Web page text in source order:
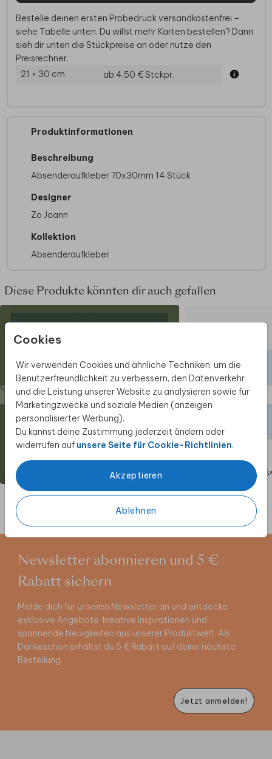
Cookies
Wir verwenden Cookies und ähnliche Techniken, um die
Benutzerfreundlichkeit zu verbessern, den Datenverkehr
und die Leistung unserer Website zu analysieren sowie für
Marketingzwecke und soziale Medien (anzeigen
personalisierter Werbung).
Du kannst deine Zustimmung jederzeit ändern oder
widerrufen auf unsere Seite für Cookie-Richtlinien.
Akzeptieren
Ablehnen
Bestelle deinen ersten Probedruck versandkostenfrei –
siehe Tabelle unten. Du willst mehr Karten bestellen? Dann
sieh dir unten die Stückpreise an oder nutze den
Preisrechner.
21 × 30 cm
ab 4,50 €Stckpr.
Produktinformationen
Beschreibung
Absenderaufkleber 70x30mm 14 Stück
Designer
Zo Joann
Kollektion
Absenderaufkleber
Diese Produkte könnten dir auch gefallen
ABSENDERAUFKLEBER
Newsletter abonnieren und 5 €
Rabatt sichern
Melde dich für unseren Newsletter an und entdecke
exklusive Angebote, kreative Inspirationen und
spannende Neuigkeiten aus unserer Produktwelt. Als
Dankeschön erhältst du 5 € Rabatt auf deine nächste
Bestellung.
Jetzt anmelden!